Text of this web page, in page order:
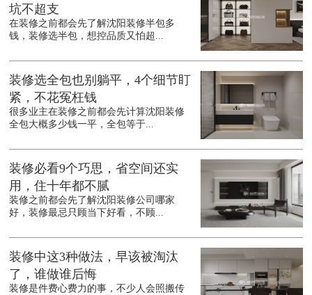
坑不超支
在装修之前都会先了解沈阳装修半包多
钱，装修选半包，想控品质又怕超...
装修选全包也别躺平，4个细节盯
紧，不花冤枉钱
很多业主在装修之前都会先计算沈阳装修
全包大概多少钱一平，全包等于...
装修必看9个巧思，省空间还实
用，住十年都不腻
装修之前都会先了解沈阳装修公司哪家
好，装修最忌只顾当下好看，不顾...
装修中这3种做法，早该被淘汰
了，谁做谁后悔
装修是件费心费力的事，不少人会照搬传